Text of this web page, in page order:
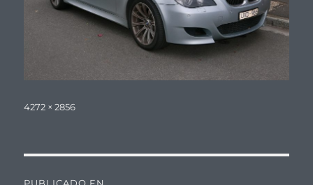
Tamaño
4272 × 2856
PUBLICADO EN